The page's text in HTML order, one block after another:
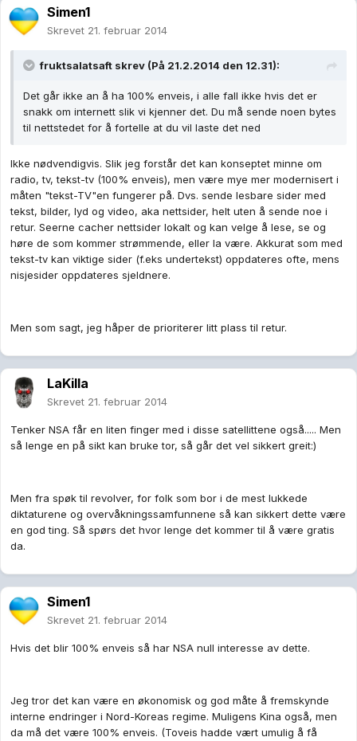
Simen1
Skrevet 21. februar 2014
fruktsalatsaft skrev (På 21.2.2014 den 12.31):
Det går ikke an å ha 100% enveis, i alle fall ikke hvis det er
snakk om internett slik vi kjenner det. Du må sende noen bytes
til nettstedet for å fortelle at du vil laste det ned
Ikke nødvendigvis. Slik jeg forstår det kan konseptet minne om
radio, tv, tekst-tv (100% enveis), men være mye mer modernisert i
måten "tekst-TV"en fungerer på. Dvs. sende lesbare sider med
tekst, bilder, lyd og video, aka nettsider, helt uten å sende noe i
retur. Seerne cacher nettsider lokalt og kan velge å lese, se og
høre de som kommer strømmende, eller la være. Akkurat som med
tekst-tv kan viktige sider (f.eks undertekst) oppdateres ofte, mens
nisjesider oppdateres sjeldnere.
Men som sagt, jeg håper de prioriterer litt plass til retur.
LaKilla
Skrevet 21. februar 2014
Tenker NSA får en liten finger med i disse satellittene også..... Men
så lenge en på sikt kan bruke tor, så går det vel sikkert greit:)
Men fra spøk til revolver, for folk som bor i de mest lukkede
diktaturene og overvåkningssamfunnene så kan sikkert dette være
en god ting. Så spørs det hvor lenge det kommer til å være gratis
da.
Simen1
Skrevet 21. februar 2014
Hvis det blir 100% enveis så har NSA null interesse av dette.
Jeg tror det kan være en økonomisk og god måte å fremskynde
interne endringer i Nord-Koreas regime. Muligens Kina også, men
da må det være 100% enveis. (Toveis hadde vært umulig å få